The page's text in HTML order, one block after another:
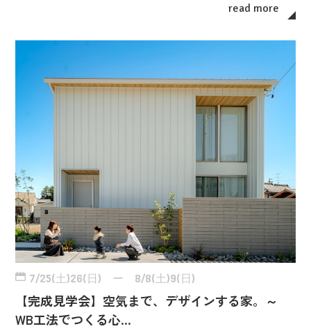
read more
7/25(土)26(日) ー 8/8(土)9(日)
【完成見学会】空気まで、デザインする家。～
WB工法でつくる心…